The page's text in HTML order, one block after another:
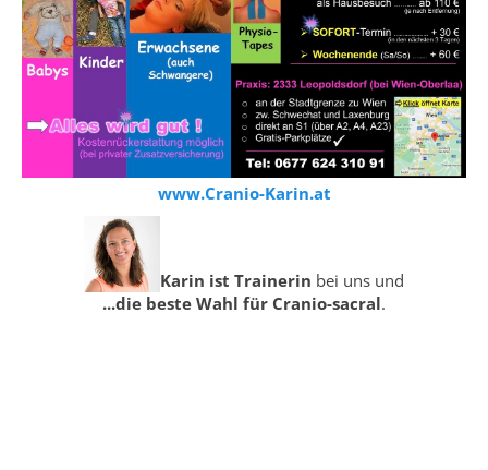
www.Cranio-Karin.at
Karin ist Trainerin bei uns und
...die beste Wahl für Cranio-sacral.